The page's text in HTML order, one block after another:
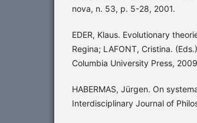
nova, n. 53, p. 5-28, 2001.
EDER, Klaus. Evolutionary
Regina; LAFONT, Cristina.
Columbia University Press,
HABERMAS, Jürgen. On
Interdisciplinary Journal of